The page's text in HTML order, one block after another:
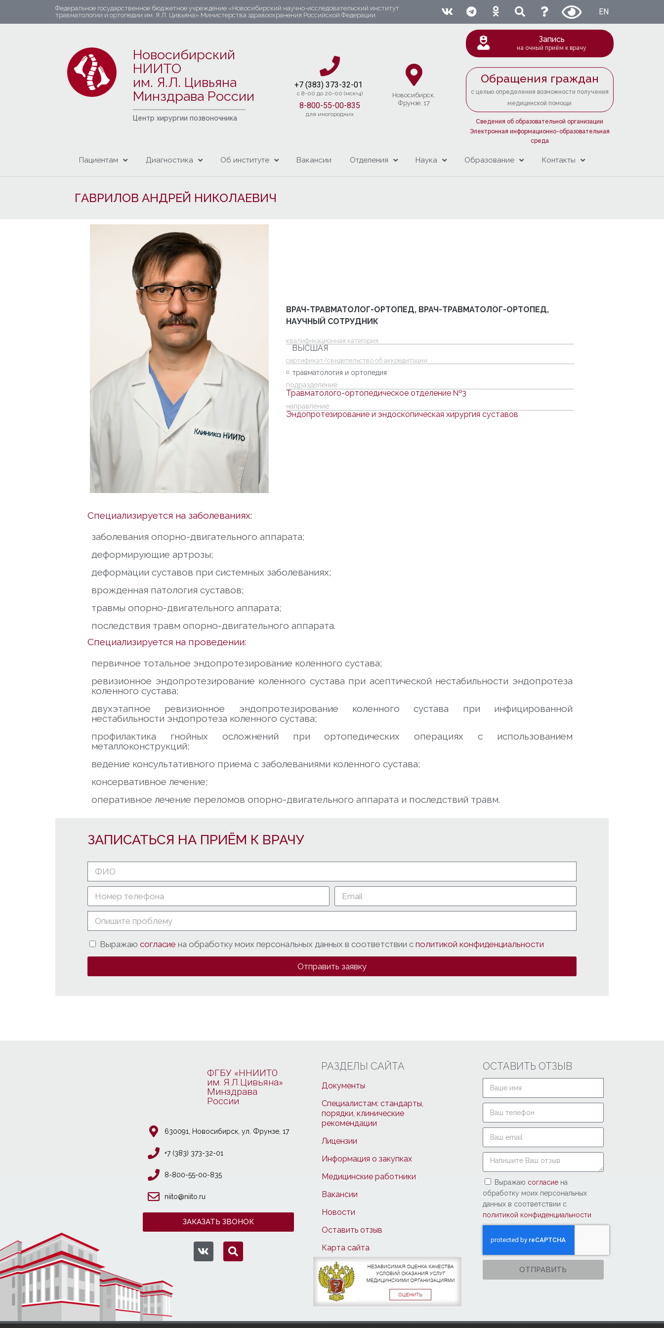
Федеральное государственное бюджетное учреждение «Новосибирский научно-исследовательский институт
травматологии и ортопедии им. Я.Л. Цивьяна» Министерства здравоохранения Российской Федерации
EN
Новосибирский
НИИТО
им. Я.Л. Цивьяна
Минздрава России
Центр хирургии позвоночника
+7 (383) 373-32-01​
c 8-00 до 20-00 (мск+4)
8-800-55-00-835
для иногородних
Новосибирcк,
Фрунзе, 17
Запись
на очный приём к врачу
Обращения граждан
с целью определения возможности получения
медицинской помощи
Сведения об образовательной организации
Электронная информационно-образовательная
среда
Пациентам Диагностика Об институте Вакансии Отделения Наука Образование Контакты
ГАВРИЛОВ АНДРЕЙ НИКОЛАЕВИЧ
ВРАЧ-ТРАВМАТОЛОГ-ОРТОПЕД, ВРАЧ-ТРАВМАТОЛОГ-ОРТОПЕД,
НАУЧНЫЙ СОТРУДНИК
квалификационная категория
ВЫСШАЯ
cертификат/свидетельство об аккредитации
травматология и ортопедия
подразделение
Травматолого-ортопедическое отделение №3
направление
Эндопротезирование и эндоскопическая хирургия суставов
Специализируется на заболеваниях:
заболевания опорно-двигательного аппарата;
деформирующие артрозы;
деформации суставов при системных заболеваниях;
врожденная патология суставов;
травмы опорно-двигательного аппарата;
последствия травм опорно-двигательного аппарата.
Специализируется на проведении:
первичное тотальное эндопротезирование коленного сустава;
ревизионное эндопротезирование коленного сустава при асептической нестабильности эндопротеза
коленного сустава;
двухэтапное ревизионное эндопротезирование коленного сустава при инфицированной
нестабильности эндопротеза коленного сустава;
профилактика гнойных осложнений при ортопедических операциях с использованием
металлоконструкций;
ведение консультативного приема с заболеваниями коленного сустава;
консервативное лечение;
оперативное лечение переломов опорно-двигательного аппарата и последствий травм.
ЗАПИСАТЬСЯ НА ПРИЁМ К ВРАЧУ
Выражаю согласие на обработку моих персональных данных в соответствии с политикой конфиденциальности
Отправить заявку
ФГБУ «ННИИТО
им. Я.Л.Цивьяна»
Минздрава
России
630091, Новосибирcк, ул. Фрунзе, 17
+7 (383) 373-32-01
8-800-55-00-835
niito@niito.ru
ЗАКАЗАТЬ ЗВОНОК
РАЗДЕЛЫ САЙТА
Документы
Специалистам: стандарты,
порядки, клинические
рекомендации
Лицензии
Информация о закупках
Медицинские работники
Вакансии
Новости
Оставить отзыв
Карта сайта
ОСТАВИТЬ ОТЗЫВ
Выражаю согласие на
обработку моих персональных
данных в соответствии с
политикой конфиденциальности
ОТПРАВИТЬ